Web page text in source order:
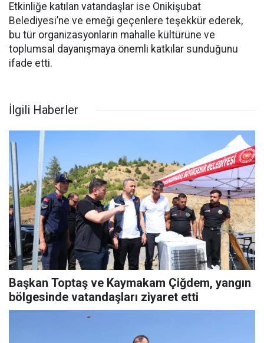
Etkinliğe katılan vatandaşlar ise Onikişubat
Belediyesi’ne ve emeği geçenlere teşekkür ederek,
bu tür organizasyonların mahalle kültürüne ve
toplumsal dayanışmaya önemli katkılar sunduğunu
ifade etti.
İlgili Haberler
Başkan Toptaş ve Kaymakam Çiğdem, yangın
bölgesinde vatandaşları ziyaret etti